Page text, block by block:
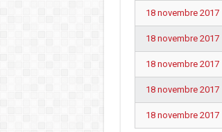
18 novembre 2017
18 novembre 2017
18 novembre 2017
18 novembre 2017
18 novembre 2017